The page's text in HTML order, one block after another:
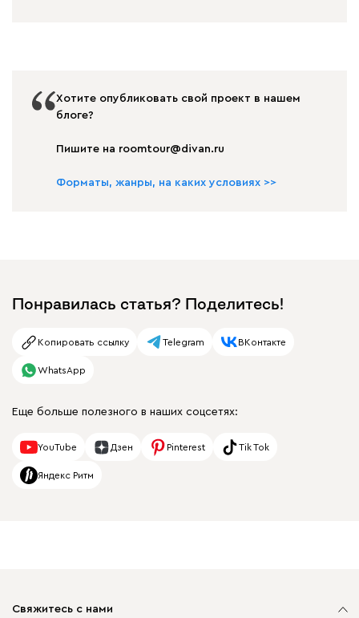
Хотите опубликовать свой проект в нашем
блоге?
Пишите на roomtour@divan.ru
Форматы, жанры, на каких условиях >>
Понравилась статья? Поделитесь!
Копировать ссылку Telegram ВКонтакте
WhatsApp
Еще больше полезного в наших соцсетях:
YouTube Дзен Pinterest Tik Tok
Яндекс Ритм
Свяжитесь с нами